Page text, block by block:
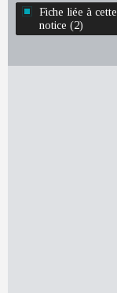
Fiche liée à cette
notice (2)